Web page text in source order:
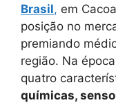
Brasil, em
posição no
premiando
região. Na
quatro
químicas,